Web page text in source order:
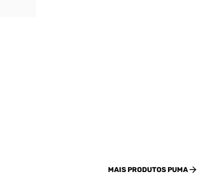
MAIS PRODUTOS PUMA